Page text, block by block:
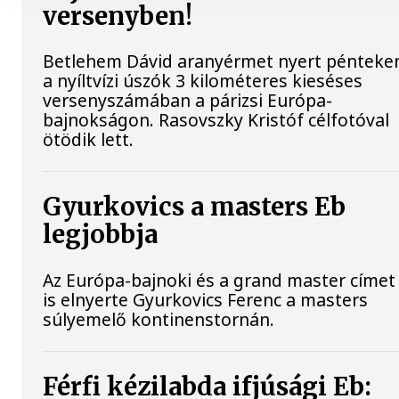
versenyben!
Betlehem Dávid aranyérmet nyert
a nyíltvízi úszók 3 kilométeres kieséses
versenyszámában a párizsi Európa-
bajnokságon. Rasovszky Kristóf célfotóval
ötödik lett.
Gyurkovics a masters Eb
legjobbja
Az Európa-bajnoki és a grand master címet
is elnyerte Gyurkovics Ferenc a masters
súlyemelő kontinenstornán.
Férfi kézilabda ifjúsági Eb: